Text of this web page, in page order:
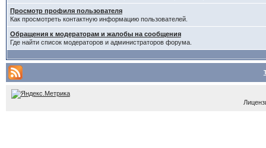
Просмотр профиля пользователя
Как просмотреть контактную информацию пользователей.
Обращения к модераторам и жалобы на сообщения
Где найти список модераторов и администраторов форума.